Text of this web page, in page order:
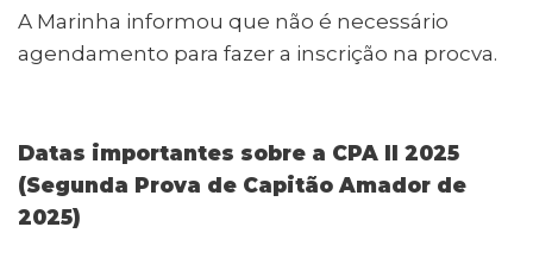
A Marinha informou que não é necessário
agendamento para fazer a inscrição na procva.
Datas importantes sobre a CPA II 2025
(Segunda Prova de Capitão Amador de
2025)